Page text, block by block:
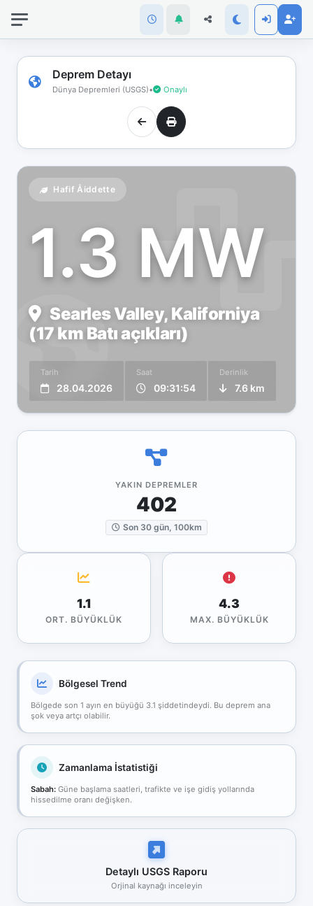
Deprem Detayı
Dünya Depremleri (USGS)• Onaylı
Hafif Åiddette
1.3 MW
Searles Valley, Kaliforniya
(17 km Batı açıkları)
Tarih
28.04.2026
Saat
09:31:54
Derinlik
7.6 km
YAKIN DEPREMLER
402
Son 30 gün, 100km
1.1
ORT. BÜYÜKLÜK
4.3
MAX. BÜYÜKLÜK
Bölgesel Trend
Bölgede son 1 ayın en büyüğü 3.1 şiddetindeydi. Bu deprem ana
şok veya artçı olabilir.
Zamanlama İstatistiği
Sabah: Güne başlama saatleri, trafikte ve işe gidiş yollarında
hissedilme oranı değişken.
Detaylı USGS Raporu
Orjinal kaynağı inceleyin
bağlantınız
koptu!
Çevrimdışı
moddasınız.